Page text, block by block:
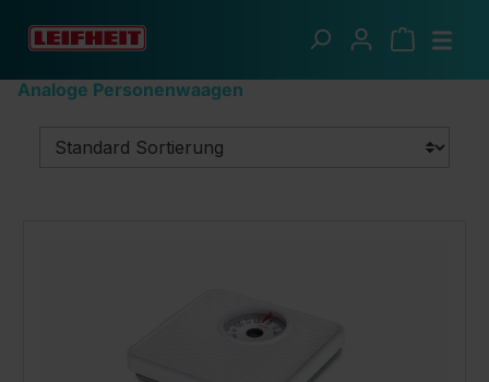
Zum Hauptinhalt springen
Analoge Personenwaagen